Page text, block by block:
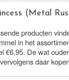
(Metal
producten
in het
€6,95. De wat
daar